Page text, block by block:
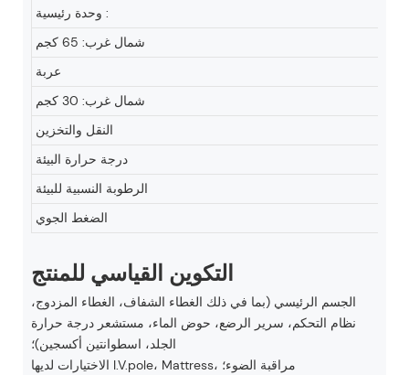
وحدة رئيسية :
شمال غرب: 65 كجم
عربة
شمال غرب: 30 كجم
النقل والتخزين
درجة حرارة البيئة
الرطوبة النسبية للبيئة
الضغط الجوي
التكوين القياسي للمنتج
الجسم الرئيسي (بما في ذلك الغطاء الشفاف، الغطاء المزدوج،
نظام التحكم، سرير الرضع، حوض الماء، مستشعر درجة حرارة
الجلد، اسطوانتين أكسجين)؛
الاختيارات لديها I.V.pole، Mattress، مراقبة الضوء؛